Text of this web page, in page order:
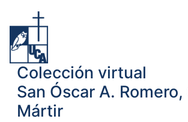
Colección virtual
San Óscar A.
Mártir